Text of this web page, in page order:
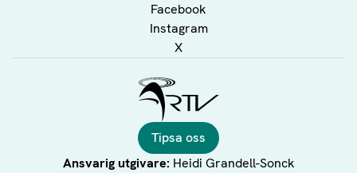
Facebook
Instagram
X
Tipsa oss
Ansvarig utgivare: Heidi Grandell-Sonck